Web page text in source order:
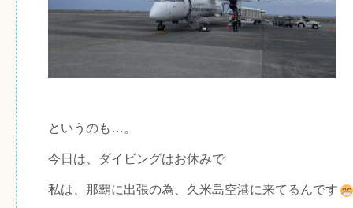
というのも…。
今日は、ダイビングはお休みで
私は、那覇に出張の為、久米島空港に来てるんです